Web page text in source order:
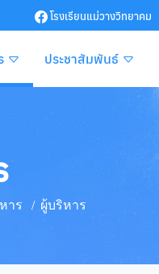
โรงเรียนแม่วางวิทยาคม
ประชาสัมพันธ์
าร ผู้บริหาร